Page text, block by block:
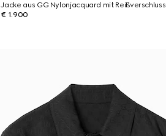
Jacke aus GG Nylonjacquard mit Reißverschluss
€ 1.900